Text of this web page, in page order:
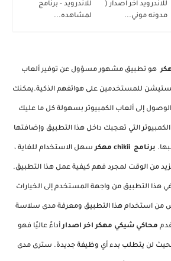
للاندرويد اخر اصدار (
مدونه موني...
للاندرويد - برنامج
لمشاهده...
هو تطبيق مشهور مسؤول عن توفير ألعاب
للمستخدمين على هواتفهم الذكية.يمكنك
إلى ألعاب الكمبيوتر بسهولة كل ما عليك
التي تعجبك داخل هذا التطبيق وإضافتها
برنامج chikii مهكر سهل الاستخدام للغاية ،
من الوقت لمجرد فهم كيفية عمل هذا التطبيق.
التطبيق من واجهة المستخدم إلى الخيارات
من استخدام هذا التطبيق ومعرفة مدى سلاسة
محاكي شيكي مهكر اخر اصدارأداءً عاليًا فهو
لن يتطلب بدء أي وظيفة جديدة. سترى مدى